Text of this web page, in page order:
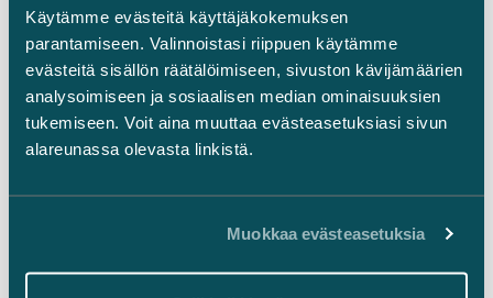
Käytämme evästeitä käyttäjäkokemuksen
parantamiseen. Valinnoistasi riippuen käytämme
evästeitä sisällön räätälöimiseen, sivuston kävijämäärien
analysoimiseen ja sosiaalisen median ominaisuuksien
tukemiseen. Voit aina muuttaa evästeasetuksiasi sivun
alareunassa olevasta linkistä.
Muokkaa evästeasetuksia
LinkedIn
Instagram
Facebook
Takaisin ylös ⬏